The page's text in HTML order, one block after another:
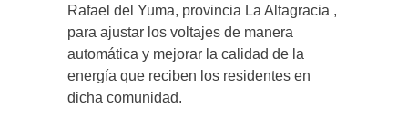
Rafael del Yuma, provincia La Altagracia ,
para ajustar los voltajes de manera
automática y mejorar la calidad de la
energía que reciben los residentes en
dicha comunidad.